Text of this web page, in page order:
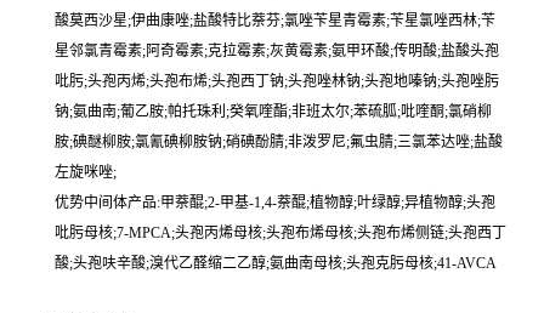
酸莫西沙星;伊曲康唑;盐酸特比萘芬;氯唑苄星青霉素;苄星氯唑西林;苄
星邻氯青霉素;阿奇霉素;克拉霉素;灰黄霉素;氨甲环酸;传明酸;盐酸头孢
吡肟;头孢丙烯;头孢布烯;头孢西丁钠;头孢唑林钠;头孢地嗪钠;头孢唑肟
钠;氨曲南;葡乙胺;帕托珠利;癸氧喹酯;非班太尔;苯硫胍;吡喹酮;氯硝柳
胺;碘醚柳胺;氯氰碘柳胺钠;硝碘酚腈;非泼罗尼;氟虫腈;三氯苯达唑;盐酸
左旋咪唑;
优势中间体产品:甲萘醌;2-甲基-1,4-萘醌;植物醇;叶绿醇;异植物醇;头孢
吡肟母核;7-MPCA;头孢丙烯母核;头孢布烯母核;头孢布烯侧链;头孢西丁
酸;头孢呋辛酸;溴代乙醛缩二乙醇;氨曲南母核;头孢克肟母核;41-AVCA